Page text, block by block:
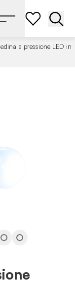
a pressione LED in